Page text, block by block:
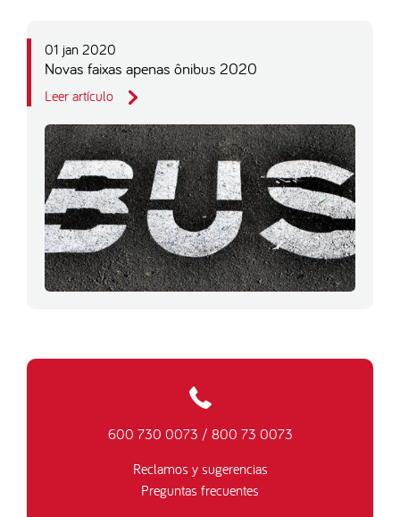
01 jan 2020
Novas faixas apenas ônibus 2020
Leer artículo
600 730 0073 / 800 73 0073
Reclamos y sugerencias
Preguntas frecuentes